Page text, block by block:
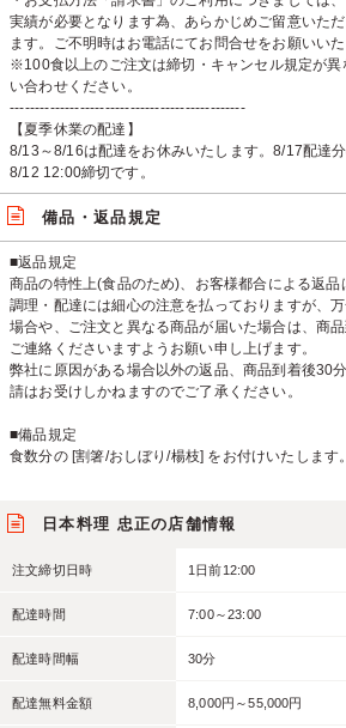
実績が必要となります為、あらかじめご留意いた
ます。ご不明時はお電話にてお問合せをお願いいた
※100食以上のご注文は締切・キャンセル規定が異
い合わせください。
-----------------------------------------------
【夏季休業の配達】
8/13～8/16は配達をお休みいたします。8/17配達
8/12 12:00締切です。
備品・返品規定
■返品規定
商品の特性上(食品のため)、お客様都合による返品
調理・配達には細心の注意を払っておりますが、
場合や、ご注文と異なる商品が届いた場合は、商
ご連絡くださいますようお願い申し上げます。
弊社に原因がある場合以外の返品、商品到着後30
請はお受けしかねますのでご了承ください。
■備品規定
食数分の [割箸/おしぼり/楊枝] をお付けいたします。
日本料理 忠正の店舗情報
注文締切日時 1日前12:00
配達時間 7:00～23:00
配達時間幅 30分
配達無料金額 8,000円～55,000円